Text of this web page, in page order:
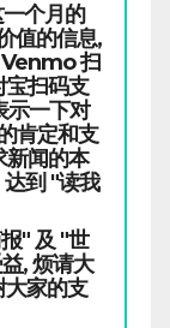
个月的
值的信息,
Venmo 扫
宝扫码支
示一下对
肯定和支
新闻的本
到 "读我
" 及 "世
, 烦请大
大家的支